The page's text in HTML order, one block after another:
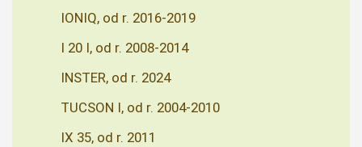
IONIQ, od r. 2016-2019
I 20 I, od r. 2008-2014
INSTER, od r. 2024
TUCSON I, od r. 2004-2010
IX 35, od r. 2011